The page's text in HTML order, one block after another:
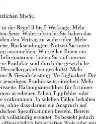
MwSt.
der Regel 3 bis 5 Werktage. Mehr
Seite. Widerrufsrecht: Sie haben das
den Vertrag zu widerrufen. Mehr
Rücksendungen: Nutzen Sie unser
anzumelden. Wir stellen Ihnen ein
finden Sie auf unserer
Produkte sind durch die gesetzliche
geschützt. Mehr
& Gewährleistung. Verfügbarkeit: Die
Produktseite einsehen. Mehr
Haftungsausschluss für Irrtümer
in seltenen Fällen Tippfehler oder
vorkommen. In solchen Fällen behalten
ohne dass daraus ein Anspruch auf
Spezifikationen besteht. Bereits
vollständig erstattet. Es besteht jedoch